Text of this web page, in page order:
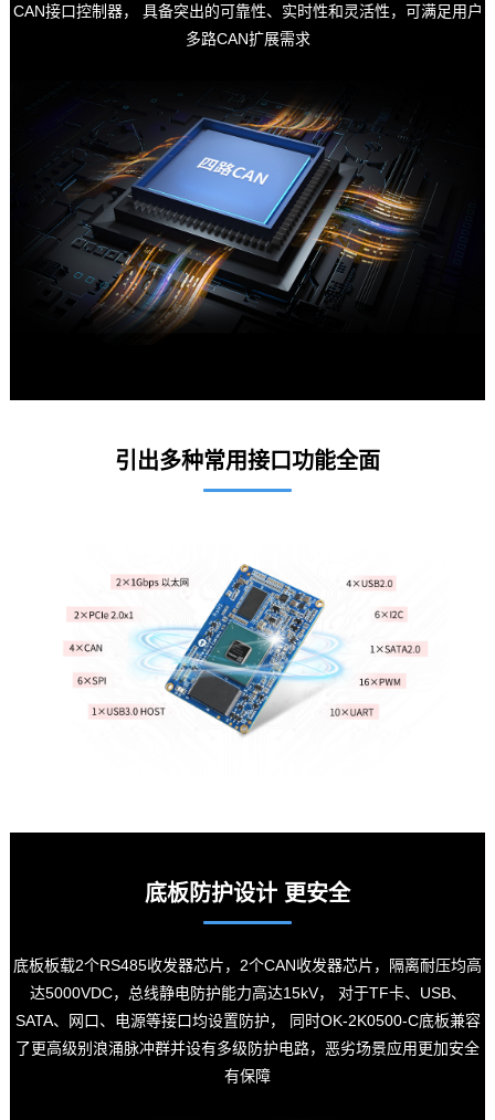
CAN接口控制器， 具备突出的可靠性、实时性和灵活性，可满足用户
多路CAN扩展需求
引出多种常用接口功能全面
底板防护设计 更安全
底板板载2个RS485收发器芯片，2个CAN收发器芯片，隔离耐压均高
达5000VDC，总线静电防护能力高达15kV， 对于TF卡、USB、
SATA、网口、电源等接口均设置防护， 同时OK-2K0500-C底板兼容
了更高级别浪涌脉冲群并设有多级防护电路，恶劣场景应用更加安全
有保障